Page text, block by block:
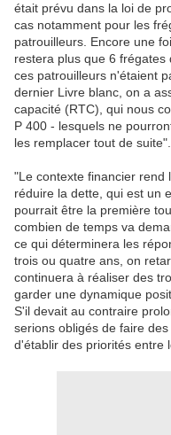
était prévu dans la loi de
cas notamment pour les
patrouilleurs. Encore une
restera plus que 6
ces patrouilleurs n'étaient
dernier Livre blanc, on a
capacité (RTC), qui nous
P 400 - lesquels ne
les remplacer tout de suite".
"Le contexte financier rend
réduire la dette, qui est un
pourrait être la première
combien de temps va
ce qui déterminera les
trois ou quatre ans, on
continuera à réaliser des
garder une dynamique
S'il devait au contraire
serions obligés de faire
d'établir des priorités entre